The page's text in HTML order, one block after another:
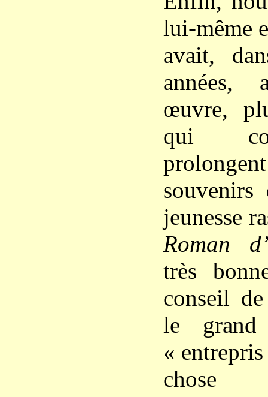
lui-même
avait,
années,
œuvre,
qui
souvenirs
jeunesse
Roman
très
conseil
le grand
«
chose